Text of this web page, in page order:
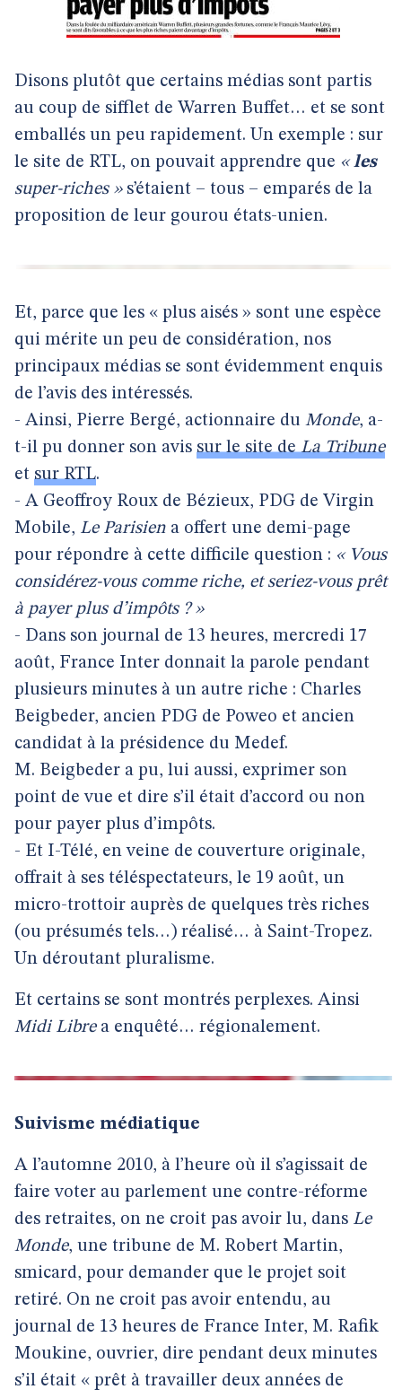
Disons plutôt que certains médias sont partis
au coup de sifflet de Warren Buffet… et se sont
emballés un peu rapidement. Un exemple : sur
le site de RTL, on pouvait apprendre que «les
super-riches »s’étaient – tous – emparés de la
proposition de leur gourou états-unien.
Et, parce que les « plus aisés » sont une espèce
qui mérite un peu de considération, nos
principaux médias se sont évidemment enquis
de l’avis des intéressés.
- Ainsi, Pierre Bergé, actionnaire du Monde, a-
t-il pu donner son avis sur le site deLa Tribune
et sur RTL.
- A Geoffroy Roux de Bézieux, PDG de Virgin
Mobile, Le Parisien a offert une demi-page
pour répondre à cette difficile question : « Vous
considérez-vous comme riche, et seriez-vous prêt
à payer plus d’impôts ? »
- Dans son journal de 13 heures, mercredi 17
août, France Inter donnait la parole pendant
plusieurs minutes à un autre riche : Charles
Beigbeder, ancien PDG de Poweo et ancien
candidat à la présidence du Medef.
M. Beigbeder a pu, lui aussi, exprimer son
point de vue et dire s’il était d’accord ou non
pour payer plus d’impôts.
- Et I-Télé, en veine de couverture originale,
offrait à ses téléspectateurs, le 19 août, un
micro-trottoir auprès de quelques très riches
(ou présumés tels…) réalisé… à Saint-Tropez.
Un déroutant pluralisme.
Et certains se sont montrés perplexes. Ainsi
Midi Librea enquêté… régionalement.
Suivisme médiatique
A l’automne 2010, à l’heure où il s’agissait de
faire voter au parlement une contre-réforme
des retraites, on ne croit pas avoir lu, dans Le
Monde, une tribune de M. Robert Martin,
smicard, pour demander que le projet soit
retiré. On ne croit pas avoir entendu, au
journal de 13 heures de France Inter, M. Rafik
Moukine, ouvrier, dire pendant deux minutes
s’il était « prêt à travailler deux années de